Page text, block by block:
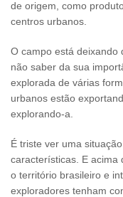
de origem, como
centros urbanos.
O campo está deixando
não saber da sua
explorada de várias
urbanos estão
explorando-a.
É triste ver uma
características. E acima
o território brasileiro e
exploradores tenham